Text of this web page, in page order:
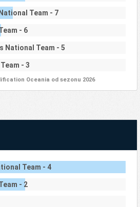
Team - 7
- 6
National Team - 5
- 3
Oceania od sezonu 2026
Team - 4
- 2